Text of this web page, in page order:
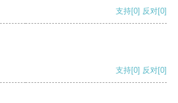
支持[0] 反对[0]
支持[0] 反对[0]